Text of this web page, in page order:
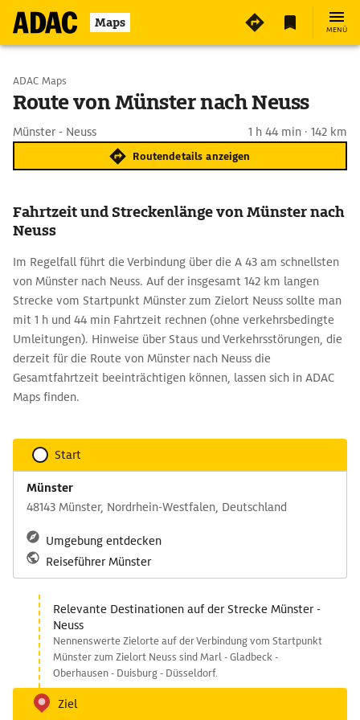
Maps MENÜ
Start wählen
ADAC Maps
Route von Münster nach Neuss
Münster - Neuss 1 h 44 min · 142 km
Routendetails anzeigen
Fahrtzeit und Streckenlänge von Münster nach
Neuss
Im Regelfall führt die Verbindung über die A 43 am schnellsten
von Münster nach Neuss. Auf der insgesamt 142 km langen
Strecke vom Startpunkt Münster zum Zielort Neuss sollte man
mit 1 h und 44 min Fahrtzeit rechnen (ohne verkehrsbedingte
Umleitungen). Hinweise über Staus und Verkehrsstörungen, die
derzeit für die Route von Münster nach Neuss die
Gesamtfahrtzeit beeinträchtigen können, lassen sich in ADAC
Maps finden.
Start
Münster
48143 Münster, Nordrhein-Westfalen, Deutschland
Umgebung entdecken
Reiseführer Münster
Relevante Destinationen auf der Strecke Münster -
Neuss
Nennenswerte Zielorte auf der Verbindung vom Startpunkt
Münster zum Zielort Neuss sind Marl - Gladbeck -
Oberhausen - Duisburg - Düsseldorf.
Ziel